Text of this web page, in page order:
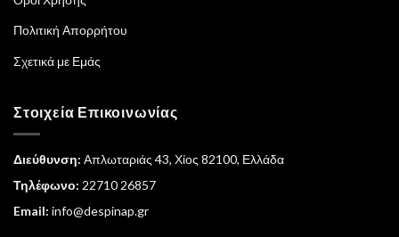
Πολιτική Απορρήτου
Σχετικά με Εμάς
Στοιχεία Επικοινωνίας
Διεύθυνση: Απλωταριάς 43, Χίος 82100, Ελλάδα
Τηλέφωνο: 22710 26857
Email: info@despinap.gr